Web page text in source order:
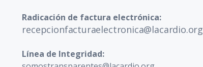
Radicación de factura electrónica:
recepcionfacturaelectronica@lacardio.org
Línea de Integridad: